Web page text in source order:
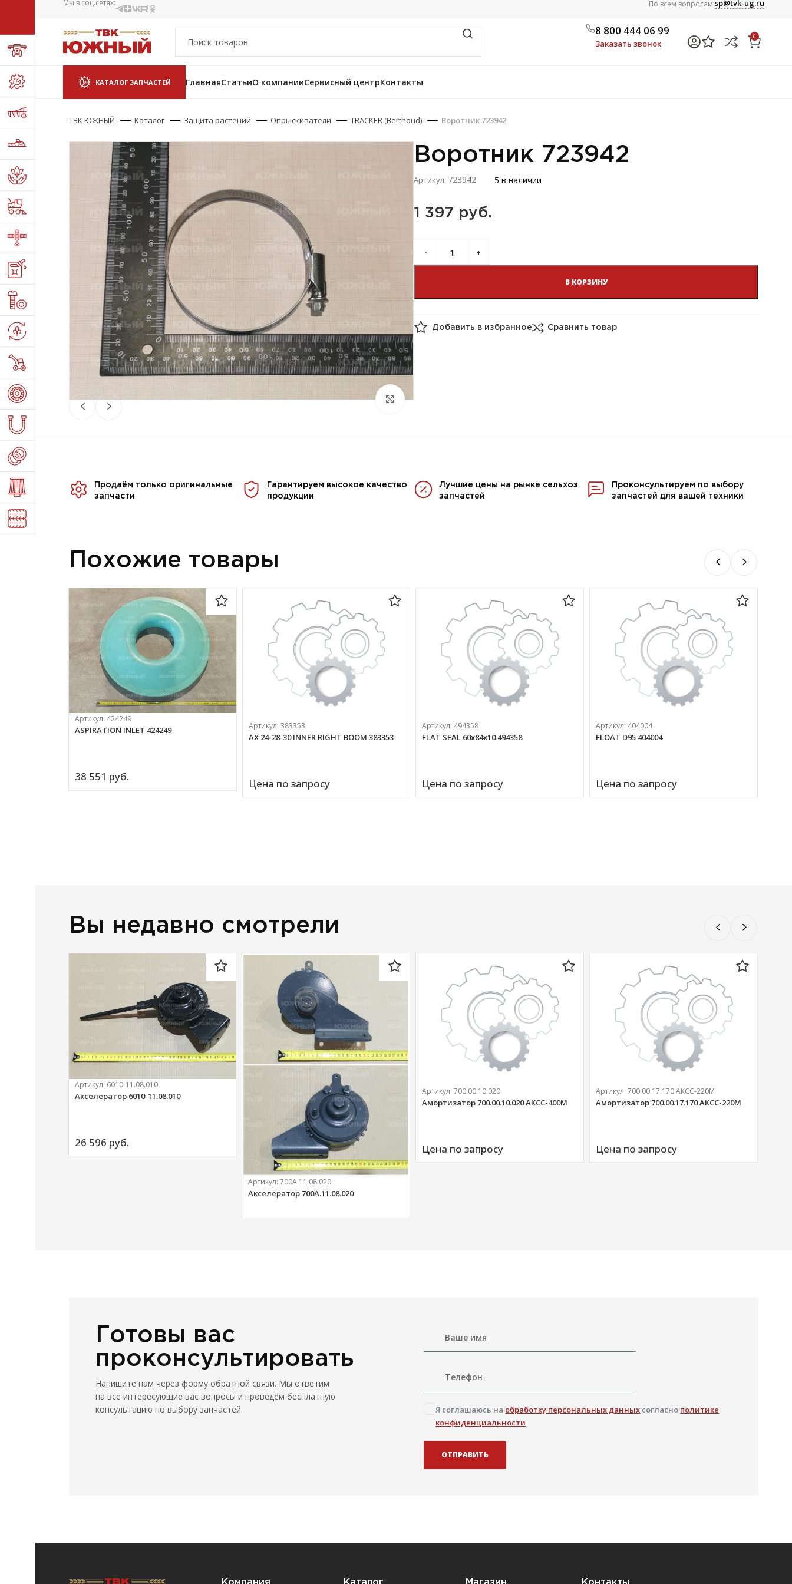
Мы в соц.сетях: По всем вопросам:sp@tvk-ug.ru
8 800 444 06 99
Заказать звонок
0
КАТАЛОГ ЗАПЧАСТЕЙ ГлавнаяСтатьиО компанииСервисный центрКонтакты
ТВК ЮЖНЫЙ Каталог Защита растений Опрыскиватели TRACKER (Berthoud) Воротник 723942
Воротник 723942
Артикул: 723942 5 в наличии
1 397 руб.
В КОРЗИНУ
Добавить в избранное Сравнить товар
Продаём только оригинальные
запчасти
Гарантируем высокое качество
продукции
Лучшие цены на рынке сельхоз
запчастей
Проконсультируем по выбору
запчастей для вашей техники
Похожие товары
Артикул: 424249
ASPIRATION INLET 424249
38 551 руб.
Артикул: 383353
AX 24-28-30 INNER RIGHT BOOM 383353
Цена по запросу
Артикул: 494358
FLAT SEAL 60х84х10 494358
Цена по запросу
Артикул: 404004
FLOAT D95 404004
Цена по запросу
Вы недавно смотрели
Артикул: 6010-11.08.010
Акселератор 6010-11.08.010
26 596 руб.
Артикул:700А.11.08.020
Акселератор 700А.11.08.020
Артикул:700.00.10.020
Амортизатор 700.00.10.020 АКСС-400М
Цена по запросу
Артикул:700.00.17.170 АКСС-220М
Амортизатор 700.00.17.170 АКСС-220М
Цена по запросу
Готовы вас
проконсультировать
Напишите нам через форму обратной связи. Мы ответим
на все интересующие вас вопросы и проведём бесплатную
консультацию по выбору запчастей.
Я соглашаюсь на обработку персональных данных согласно политике
конфиденциальности
ОТПРАВИТЬ